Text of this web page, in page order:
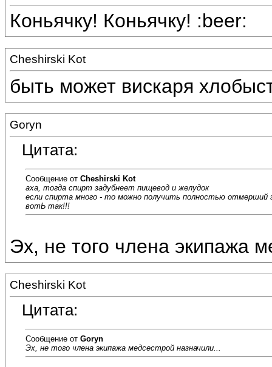
Коньячку! Коньячку! :beer:
Cheshirski Kot
быть может вискаря
Goryn
Цитата:
Сообщение от Cheshirski Kot
аха, тогда спирт задубнеет пищевод и желудок
если спирта много - то можно получить полностью отмерший
вотЬ так!!!
Эх, не того члена экипажа
Cheshirski Kot
Цитата:
Сообщение от Goryn
Эх, не того члена экипажа медсестрой назначили...